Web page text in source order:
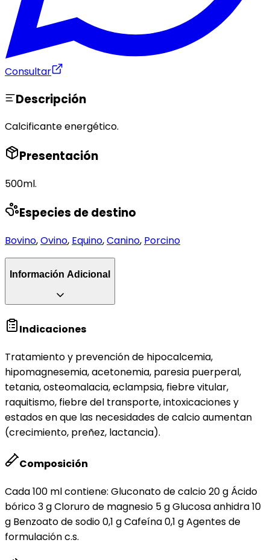
Consultar
Descripción
Calcificante energético.
Presentación
500ml.
Especies de destino
Bovino,Ovino, Equino,Canino, Porcino
Información Adicional
Indicaciones
Tratamiento y prevención de hipocalcemia,
hipomagnesemia, acetonemia, paresia puerperal,
tetania, osteomalacia, eclampsia, fiebre vitular,
raquitismo, fiebre del transporte, intoxicaciones y
estados en que las necesidades de calcio aumentan
(crecimiento, preñez, lactancia).
Composición
Cada 100 ml contiene: Gluconato de calcio 20 g Ácido
bórico 3 g Cloruro de magnesio 5 g Glucosa anhidra 10
g Benzoato de sodio 0,1 g Cafeína 0,1 g Agentes de
formulación c.s.